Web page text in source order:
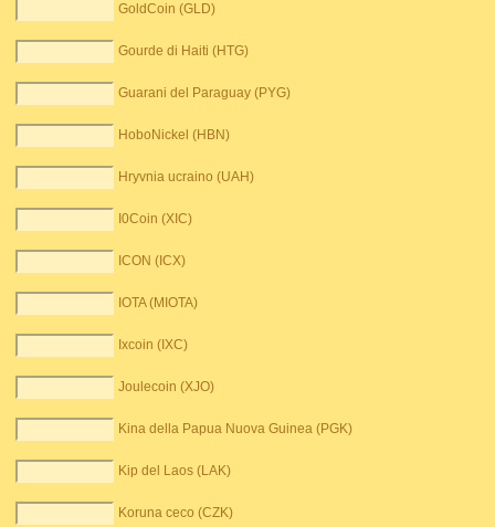
GoldCoin (GLD)
Gourde di Haiti (HTG)
Guarani del Paraguay (PYG)
HoboNickel (HBN)
Hryvnia ucraino (UAH)
I0Coin (XIC)
ICON (ICX)
IOTA (MIOTA)
Ixcoin (IXC)
Joulecoin (XJO)
Kina della Papua Nuova Guinea (PGK)
Kip del Laos (LAK)
Koruna ceco (CZK)